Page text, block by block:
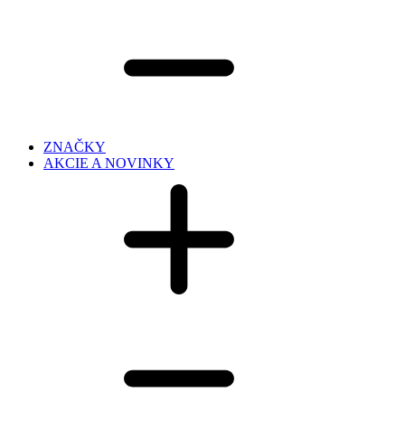
ZNAČKY
AKCIE A NOVINKY